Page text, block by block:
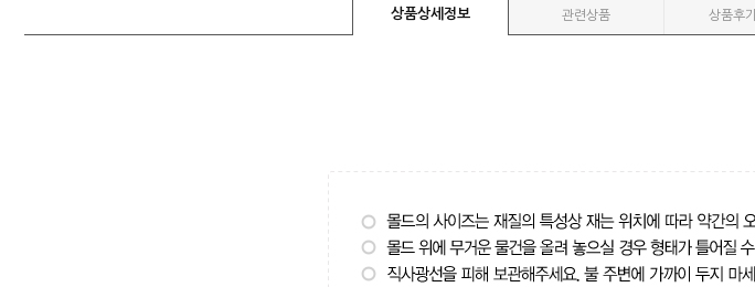
상품상세정보 관련상품 상품후기